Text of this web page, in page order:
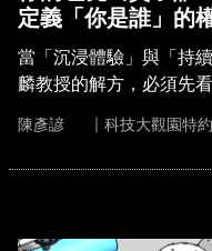
定義「你是誰」的
當「沉浸體驗」與「持
麟教授的解方，必須先
陳彥諺 ｜ 科技大觀園特